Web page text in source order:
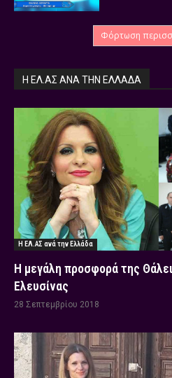
Φόρτωση
Η ΕΛ.ΑΣ ΑΝΆ ΤΗΝ ΕΛΛΆΔΑ
Η ΕΛ.ΑΣ ανά την Ελλάδα
Η μεγάλη προσφορά της
Ελευσίνας
28 Σεπτεμβρίου 2018